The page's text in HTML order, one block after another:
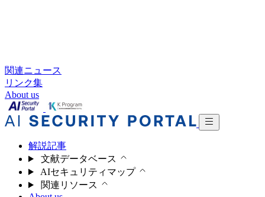
関連ニュース
リンク集
About us
解説記事
文献データベース
AIセキュリティマップ
関連リソース